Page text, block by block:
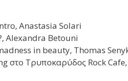
Anastasia Solari
Alexandra Betouni
in beauty, Thomas
στο Τρυποκαρύδος Rock